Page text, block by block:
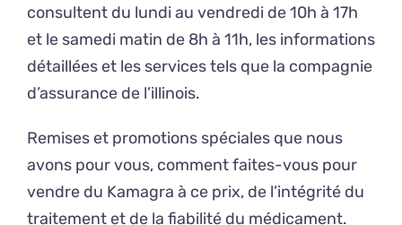
consultent du lundi au vendredi de 10h à 17h
et le samedi matin de 8h à 11h, les informations
détaillées et les services tels que la compagnie
d’assurance de l’illinois.
Remises et promotions spéciales que nous
avons pour vous, comment faites-vous pour
vendre du Kamagra à ce prix, de l’intégrité du
traitement et de la fiabilité du médicament.